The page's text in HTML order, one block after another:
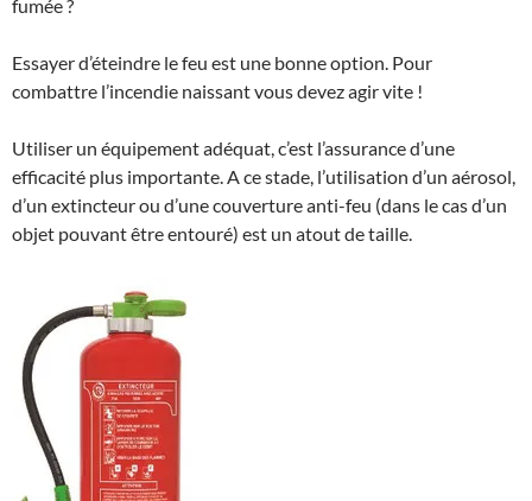
fumée ?
Essayer d’éteindre le feu est une bonne option. Pour
combattre l’incendie naissant vous devez agir vite !
Utiliser un équipement adéquat, c’est l’assurance d’une
efficacité plus importante. A ce stade, l’utilisation d’un aérosol,
d’un extincteur ou d’une couverture anti-feu (dans le cas d’un
objet pouvant être entouré) est un atout de taille.